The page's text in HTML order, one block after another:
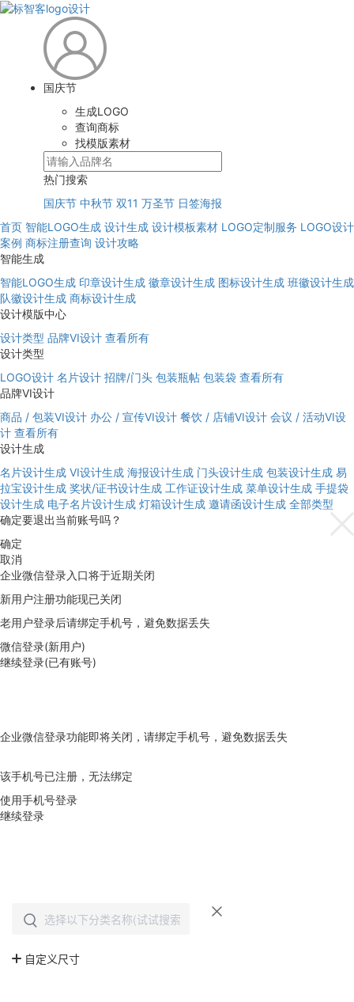
国庆节
生成LOGO
查询商标
找模版素材
热门搜索
国庆节 中秋节 双11 万圣节 日签海报
首页 智能LOGO生成 设计生成 设计模板素材 LOGO定制服务 LOGO设计
案例 商标注册查询 设计攻略
智能生成
智能LOGO生成 印章设计生成 徽章设计生成 图标设计生成 班徽设计生成
队徽设计生成 商标设计生成
设计模版中心
设计类型 品牌VI设计 查看所有
设计类型
LOGO设计 名片设计 招牌/门头 包装瓶帖 包装袋 查看所有
品牌VI设计
商品 / 包装VI设计 办公 / 宣传VI设计 餐饮 / 店铺VI设计 会议 / 活动VI设
计 查看所有
设计生成
名片设计生成 VI设计生成 海报设计生成 门头设计生成 包装设计生成 易
拉宝设计生成 奖状/证书设计生成 工作证设计生成 菜单设计生成 手提袋
设计生成 电子名片设计生成 灯箱设计生成 邀请函设计生成 全部类型
确定要退出当前账号吗？
确定
取消
企业微信登录入口将于近期关闭
新用户注册功能现已关闭
老用户登录后请绑定手机号，避免数据丢失
微信登录(新用户)
继续登录(已有账号)
企业微信登录功能即将关闭，请绑定手机号，避免数据丢失
该手机号已注册，无法绑定
使用手机号登录
继续登录